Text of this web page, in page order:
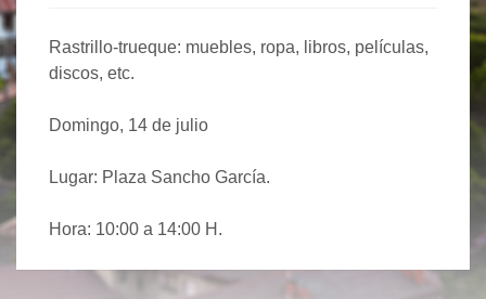
Rastrillo-trueque: muebles, ropa, libros, películas,
discos, etc.
Domingo, 14 de julio
Lugar: Plaza Sancho García.
Hora: 10:00 a 14:00 H.